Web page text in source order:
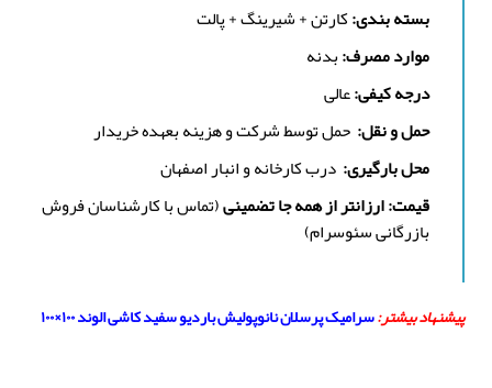
بسته بندی:کارتن + شیرینگ + پالت
موارد مصرف:بدنه
درجه کیفی:عالی
حمل و نقل: حمل توسط شرکت و هزینه بعهده خریدار
محل بارگیری: درب کارخانه و انبار اصفهان
قیمت: ارزانتر از همه جا تضمینی(تماس با کارشناسان فروش
بازرگانی سئوسرام)
پیشنهاد بیشتر:سرامیک پرسلان نانوپولیش باردیو سفید کاشی الوند ۱۰۰×۱۰۰